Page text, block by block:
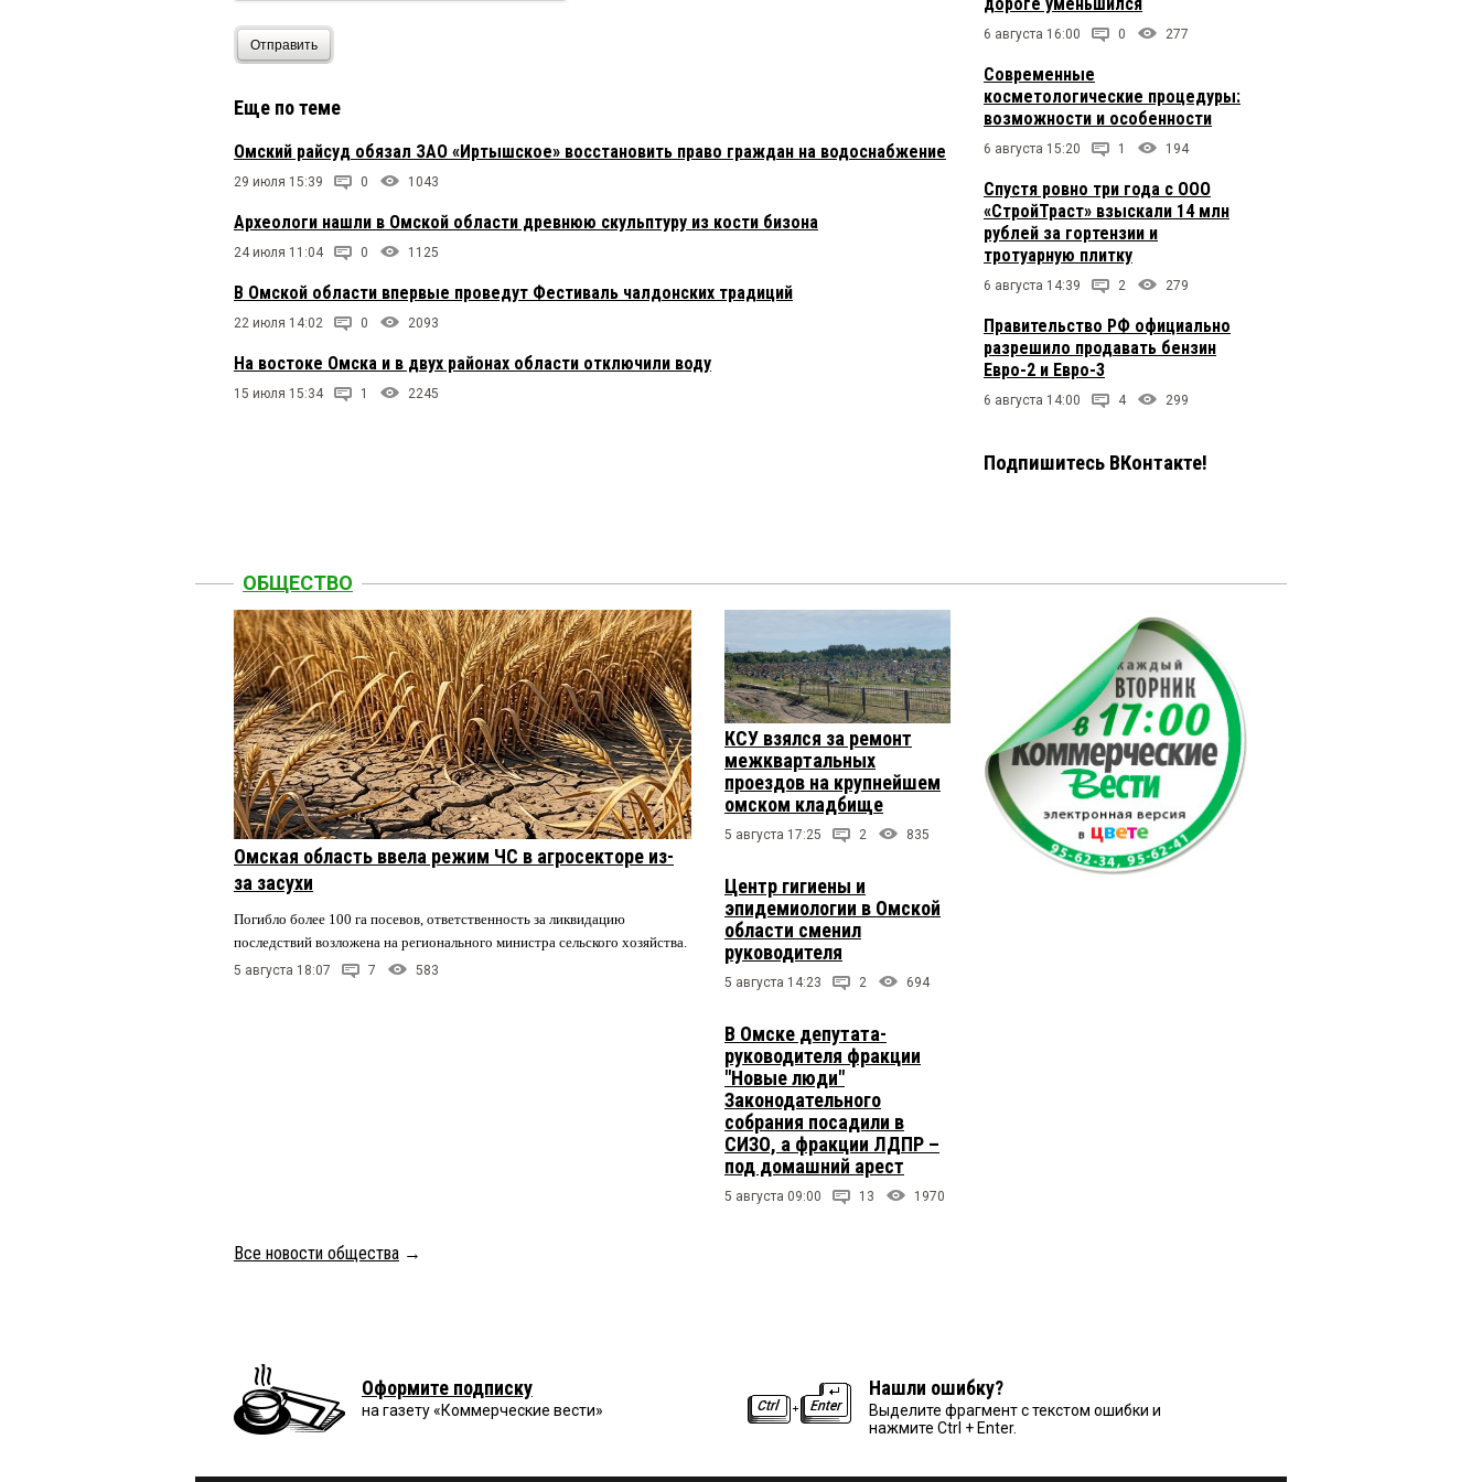
Отправить
Еще по теме
Омский райсуд обязал ЗАО «Иртышское» восстановить право граждан на водоснабжение
29 июля 15:39 0 1043
Археологи нашли в Омской области древнюю скульптуру из кости бизона
24 июля 11:04 0 1125
В Омской области впервые проведут Фестиваль чалдонских традиций
22 июля 14:02 0 2093
На востоке Омска и в двух районах области отключили воду
15 июля 15:34 1 2245
6 августа 16:00 0 277
Современные
косметологические процедуры:
возможности и особенности
6 августа 15:20 1 194
Спустя ровно три года с ООО
«СтройТраст» взыскали 14 млн
рублей за гортензии и
тротуарную плитку
6 августа 14:39 2 279
Правительство РФ официально
разрешило продавать бензин
Евро-2 и Евро-3
6 августа 14:00 4 299
Подпишитесь ВКонтакте!
ОБЩЕСТВО
Омская область ввела режим ЧС в агросекторе из-
за засухи
Погибло более 100 га посевов, ответственность за ликвидацию
последствий возложена на регионального министра сельского хозяйства.
5 августа 18:07 7 583
КСУ взялся за ремонт
межквартальных
проездов на крупнейшем
омском кладбище
5 августа 17:25 2 835
Центр гигиены и
эпидемиологии в Омской
области сменил
руководителя
5 августа 14:23 2 694
В Омске депутата-
руководителя фракции
"Новые люди"
Законодательного
собрания посадили в
СИЗО, а фракции ЛДПР –
под домашний арест
5 августа 09:00 13 1970
Все новости общества →
Оформите подписку
на газету «Коммерческие вести»
Нашли ошибку?
Выделите фрагмент с текстом ошибки и
нажмите Ctrl + Enter.